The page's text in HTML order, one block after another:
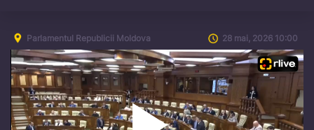
Parlamentul Republicii Moldova 28 mai, 2026 10:00